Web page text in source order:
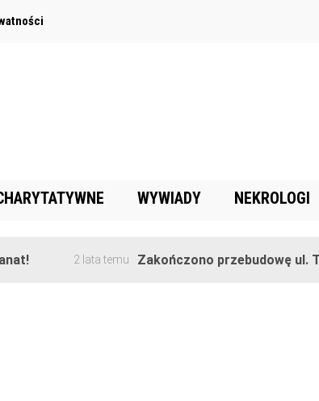
WYWIADY NEKROLOGI
2 lata temu Zakończono przebudowę ul.